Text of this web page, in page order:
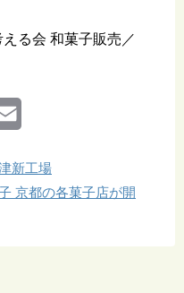
る会 和菓子販売／
a
新工場
京都の各菓子店が開